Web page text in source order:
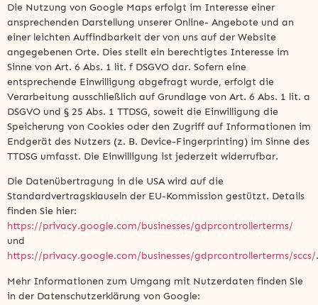
Die Nutzung von Google Maps erfolgt im Interesse einer
ansprechenden Darstellung unserer Online- Angebote und an
einer leichten Auffindbarkeit der von uns auf der Website
angegebenen Orte. Dies stellt ein berechtigtes Interesse im
Sinne von Art. 6 Abs. 1 lit. f DSGVO dar. Sofern eine
entsprechende Einwilligung abgefragt wurde, erfolgt die
Verarbeitung ausschließlich auf Grundlage von Art. 6 Abs. 1 lit. a
DSGVO und § 25 Abs. 1 TTDSG, soweit die Einwilligung die
Speicherung von Cookies oder den Zugriff auf Informationen im
Endgerät des Nutzers (z. B. Device-Fingerprinting) im Sinne des
TTDSG umfasst. Die Einwilligung ist jederzeit widerrufbar.
Die Datenübertragung in die USA wird auf die
Standardvertragsklauseln der EU-Kommission gestützt. Details
finden Sie hier:
https://privacy.google.com/businesses/gdprcontrollerterms/
und
https://privacy.google.com/businesses/gdprcontrollerterms/sccs/.
Mehr Informationen zum Umgang mit Nutzerdaten finden Sie
in der Datenschutzerklärung von Google: